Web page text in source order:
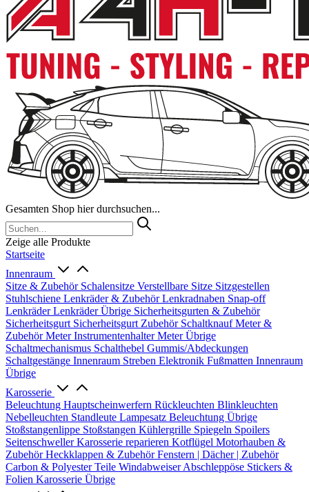
Gesamten Shop hier durchsuchen...
Zeige alle Produkte
Startseite
Innenraum
Sitze & Zubehör Schalensitze Verstellbare Sitze Sitzgestellen
Stuhlschiene Lenkräder & ZubehörLenkradnaben Snap-off
LenkräderLenkräder Übrige Sicherheitsgurten & Zubehör
Sicherheitsgurt Sicherheitsgurt Zubehör SchaltknaufMeter &
ZubehörMeterInstrumentenhalterMeter Übrige
Schaltmechanismus Schalthebel Gummis/Abdeckungen
Schaltgestänge Innenraum Streben Elektronik Fußmatten Innenraum
Übrige
Karosserie
Beleuchtung Hauptscheinwerfern Rückleuchten Blinkleuchten
Nebelleuchten Standleute Lampesatz Beleuchtung Übrige
Stoßstangenlippe Stoßstangen Kühlergrille Spiegeln Spoilers
SeitenschwellerKarosserie reparieren Kotflügel Motorhauben &
ZubehörHeckklappen & ZubehörFenstern | Dächer | Zubehör
Carbon & Polyester Teile WindabweiserAbschleppöse Stickers &
Folien Karosserie Übrige